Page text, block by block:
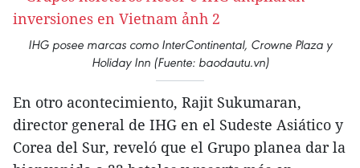
IHG posee marcas como InterContinental, Crowne Plaza y
Holiday Inn (Fuente: baodautu.vn)
En otro acontecimiento, Rajit Sukumaran,
director general de IHG en el Sudeste Asiático y
Corea del Sur, reveló que el Grupo planea dar la